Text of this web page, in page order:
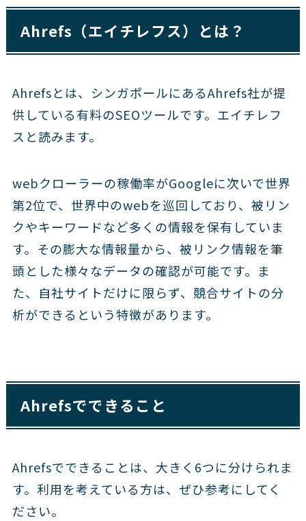
Ahrefs（エイチレフス）とは？
Ahrefsとは、シンガポールにあるAhrefs社が提
供している有料のSEOツールです。エイチレフ
スと読みます。
webクローラーの稼働率がGoogleに次いで世界
第2位で、世界中のwebを巡回しており、被リン
クやキーワードなど多くの情報を保有していま
す。その膨大な情報量から、被リンク情報を筆
頭とした様々なデータの確認が可能です。ま
た、自社サイトだけに限らず、競合サイトの分
析ができるという特徴があります。
Ahrefsでできること
Ahrefsでできることは、大きく6つに分けられま
す。利用を考えている方は、ぜひ参考にしてく
ださい。